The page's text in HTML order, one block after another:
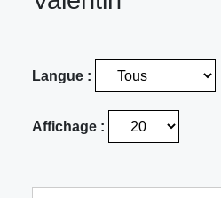
Langue :
Affichage :